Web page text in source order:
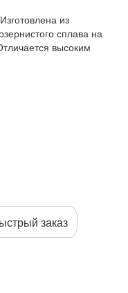
из
сплава на
высоким
заказ